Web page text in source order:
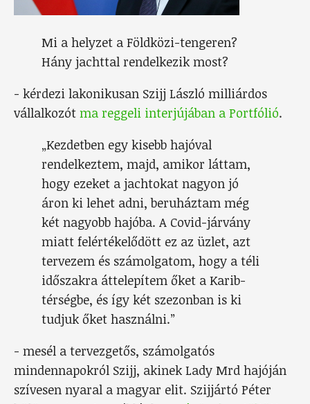
Mi a helyzet a Földközi-tengeren?
Hány jachttal rendelkezik most?
- kérdezi lakonikusan Szijj László milliárdos
vállalkozót ma reggeli interjújában a Portfólió.
„Kezdetben egy kisebb hajóval
rendelkeztem, majd, amikor láttam,
hogy ezeket a jachtokat nagyon jó
áron ki lehet adni, beruháztam még
két nagyobb hajóba. A Covid-járvány
miatt felértékelődött ez az üzlet, azt
tervezem és számolgatom, hogy a téli
időszakra áttelepítem őket a Karib-
térségbe, és így két szezonban is ki
tudjuk őket használni.”
- mesél a tervezgetős, számolgatós
mindennapokról Szijj, akinek Lady Mrd hajóján
szívesen nyaral a magyar elit. Szijjártó Péter